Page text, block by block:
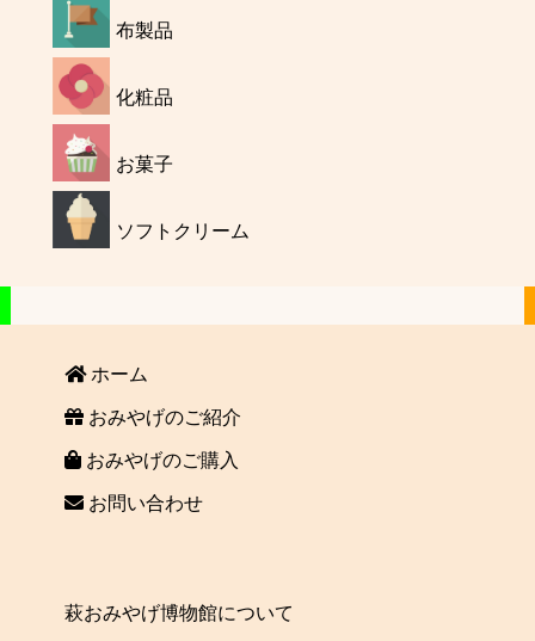
布製品
化粧品
お菓子
ソフトクリーム
ホーム
おみやげのご紹介
おみやげのご購入
お問い合わせ
萩おみやげ博物館について